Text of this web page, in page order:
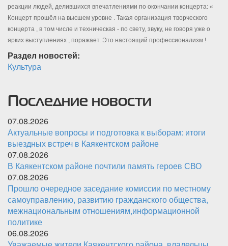
реакции людей, делившихся впечатлениями по окончании концерта: «
Концерт прошёл на высшем уровне . Такая организация творческого
концерта , в том числе и техническая - по свету, звуку, не говоря уже о
ярких выступлениях , поражает. Это настоящий профессионализм !
Раздел новостей:
Культура
Последние новости
07.08.2026
Актуальные вопросы и подготовка к выборам: итоги
выездных встреч в Каякентском районе
07.08.2026
В Каякентском районе почтили память героев СВО
07.08.2026
Прошло очередное заседание комиссии по местному
самоуправлению, развитию гражданского общества,
межнациональным отношениям,информационной
политике
06.08.2026